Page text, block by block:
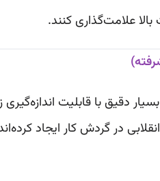
بالا علامت‌گذاری کنند.
دقیق با قابلیت